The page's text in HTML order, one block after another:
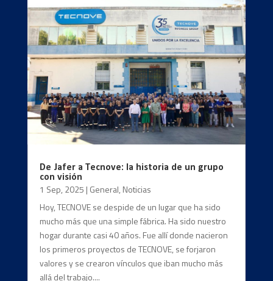
De Jafer a Tecnove: la historia de un grupo
con visión
1 Sep, 2025 | General, Noticias
Hoy, TECNOVE se despide de un lugar que ha sido
mucho más que una simple fábrica. Ha sido nuestro
hogar durante casi 40 años. Fue allí donde nacieron
los primeros proyectos de TECNOVE, se forjaron
valores y se crearon vínculos que iban mucho más
allá del trabajo....